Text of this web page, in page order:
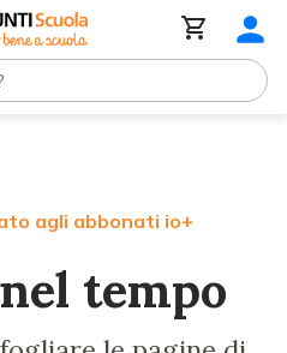
agli abbonati io+
tempo